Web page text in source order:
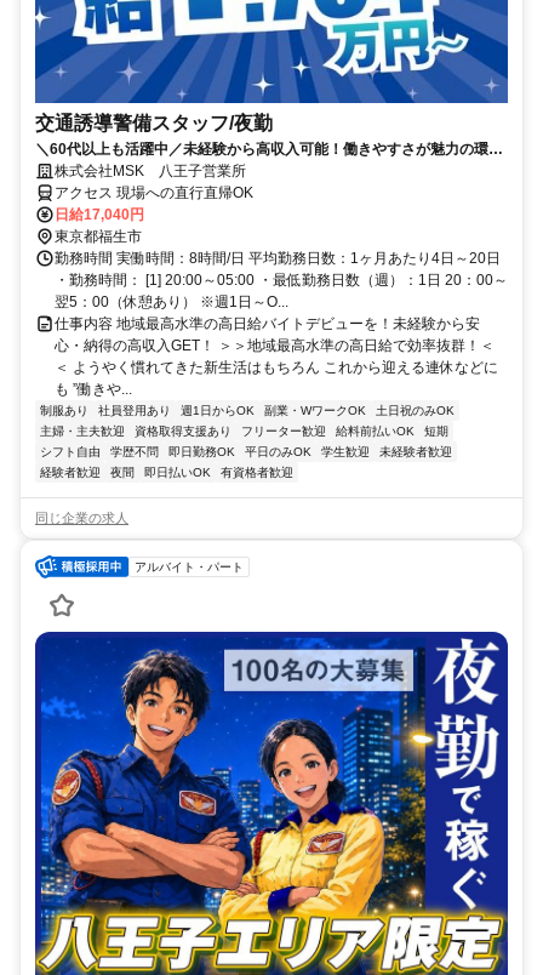
交通誘導警備スタッフ/夜勤
＼60代以上も活躍中／未経験から高収入可能！働きやすさが魅力の環境
で警備員デビューをしませんか！【月収34万円以上可能！日払いも
OK！】勤務3日前迄シフト申請が可能です！週1日～・短期もOK！あな
たのライフスタイルに合わせてお仕事しませんか！未経験者大歓迎！年
代幅広く活躍しています。
株式会社MSK 八王子営業所
アクセス 現場への直行直帰OK
日給17,040円
東京都福生市
勤務時間 実働時間：8時間/日 平均勤務日数：1ヶ月あたり4日～20日
・勤務時間： [1] 20:00～05:00 ・最低勤務日数（週）：1日 20：00～
翌5：00（休憩あり） ※週1日～O...
仕事内容 地域最高水準の高日給バイトデビューを！未経験から安
心・納得の高収入GET！ ＞＞地域最高水準の高日給で効率抜群！＜
＜ ようやく慣れてきた新生活はもちろん これから迎える連休などに
も ”働きや...
制服あり 社員登用あり 週1日からOK 副業・WワークOK
土日祝のみOK
主婦・主夫歓迎
資格取得支援あり フリーター歓迎 給料前払いOK
短期
シフト自由
学歴不問 即日勤務OK 平日のみOK 学生歓迎
未経験者歓迎
経験者歓迎
夜間 即日払いOK 有資格者歓迎
同じ企業の求人
アルバイト・パート